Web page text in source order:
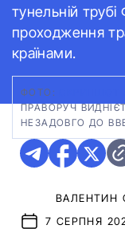
тунельній
проходження
країнами.
ФОТО:
ПРАВОРУЧ
НЕЗАДОВГО ДО
ВАЛЕНТИН
7 СЕРПНЯ